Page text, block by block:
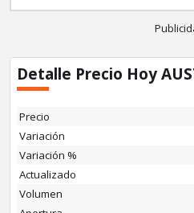
Detalle Precio Hoy
Precio
Variación
Variación %
Actualizado
Volumen